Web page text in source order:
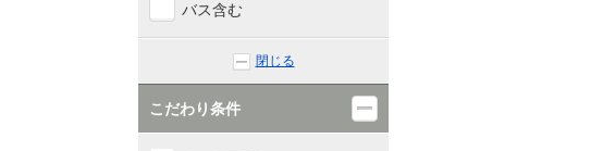
バス含む
閉じる
こだわり条件